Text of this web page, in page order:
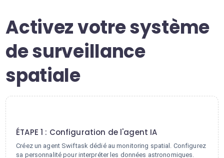
Activez votre système
de surveillance
spatiale
ÉTAPE 1 : Configuration de l'agent IA
Créez un agent Swiftask dédié au monitoring spatial. Configurez
sa personnalité pour interpréter les données astronomiques.